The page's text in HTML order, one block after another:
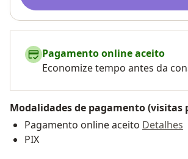
Pagamento online aceito
Economize tempo antes da
Modalidades de pagamento (visitas
Pagamento online aceito Detalhes
PIX